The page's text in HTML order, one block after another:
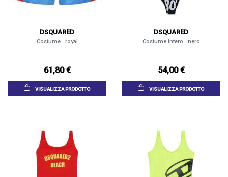
DSQUARED
Costume . royal
61,80 €
VISUALIZZA PRODOTTO
DSQUARED
Costume intero . nero
54,00 €
VISUALIZZA PRODOTTO